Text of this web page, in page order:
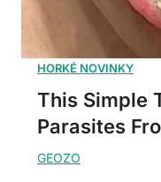
This Simple
Parasites